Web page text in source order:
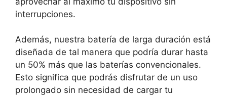
interrupciones.
Además, nuestra batería de larga duración ⁣está
diseñada de tal ⁢manera que podría durar ⁢hasta
un 50% más que las baterías convencionales.
Esto significa que podrás disfrutar de un uso
prolongado sin necesidad ⁣de cargar tu